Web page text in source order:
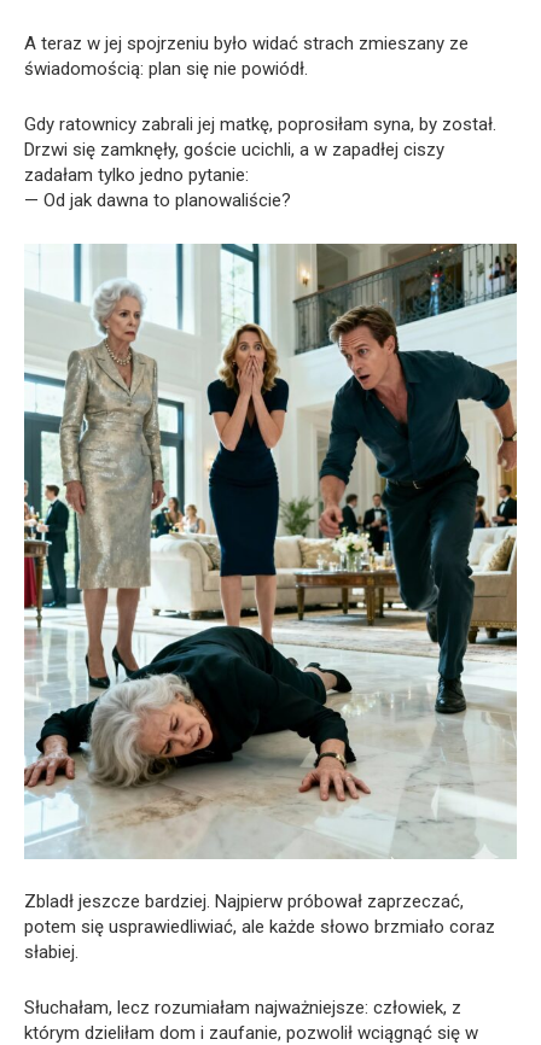
A teraz w jej spojrzeniu było widać strach zmieszany ze
świadomością: plan się nie powiódł.
Gdy ratownicy zabrali jej matkę, poprosiłam syna, by został.
Drzwi się zamknęły, goście ucichli, a w zapadłej ciszy
zadałam tylko jedno pytanie:
— Od jak dawna to planowaliście?
Zbladł jeszcze bardziej. Najpierw próbował zaprzeczać,
potem się usprawiedliwiać, ale każde słowo brzmiało coraz
słabiej.
Słuchałam, lecz rozumiałam najważniejsze: człowiek, z
którym dzieliłam dom i zaufanie, pozwolił wciągnąć się w